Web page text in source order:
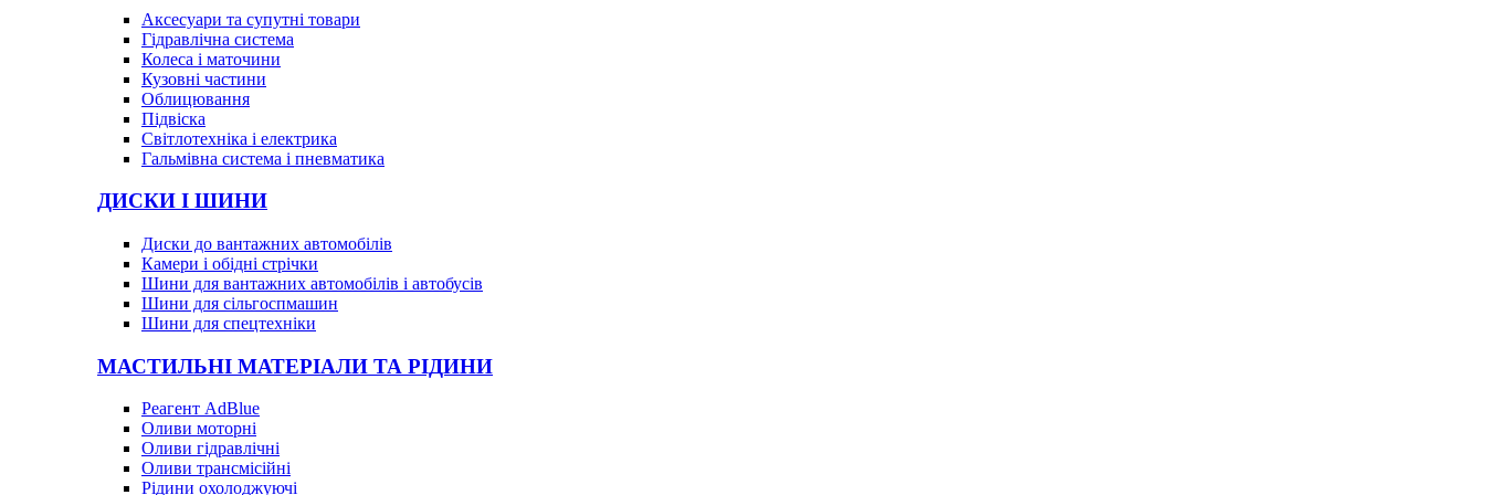
Аксесуари та супутні товари
Гідравлічна система
Колеса і маточини
Кузовні частини
Облицювання
Підвіска
Світлотехніка і електрика
Гальмівна система і пневматика
ДИСКИ І ШИНИ
Диски до вантажних автомобілів
Камери і обідні стрічки
Шини для вантажних автомобілів і автобусів
Шини для сільгоспмашин
Шини для спецтехніки
МАСТИЛЬНІ МАТЕРІАЛИ ТА РІДИНИ
Реагент AdBlue
Оливи моторні
Оливи гідравлічні
Оливи трансмісійні
Рідини охолоджуючі